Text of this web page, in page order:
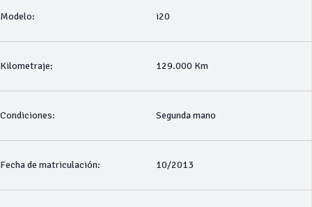
Modelo: i20
Kilometraje: 129.000 Km
Condiciones: Segunda mano
Fecha de matriculación: 10/2013